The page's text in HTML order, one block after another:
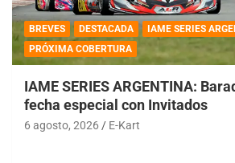
BREVES DESTACADA
IAME SERIES
PRÓXIMA COBERTURA
IAME SERIES ARGENTINA:
fecha especial con Invitados
6 agosto, 2026 E-Kart